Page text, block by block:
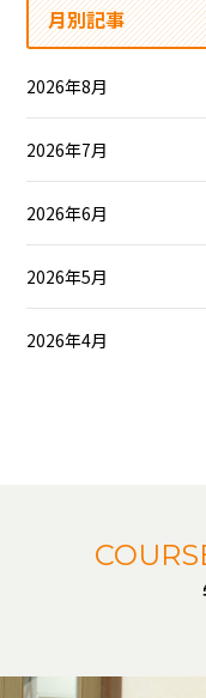
月別記事
2026年8月
2026年7月
2026年6月
2026年5月
2026年4月